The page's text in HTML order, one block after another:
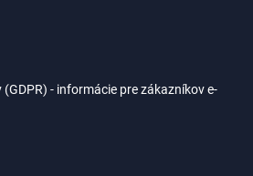
- informácie pre zákazníkov e-